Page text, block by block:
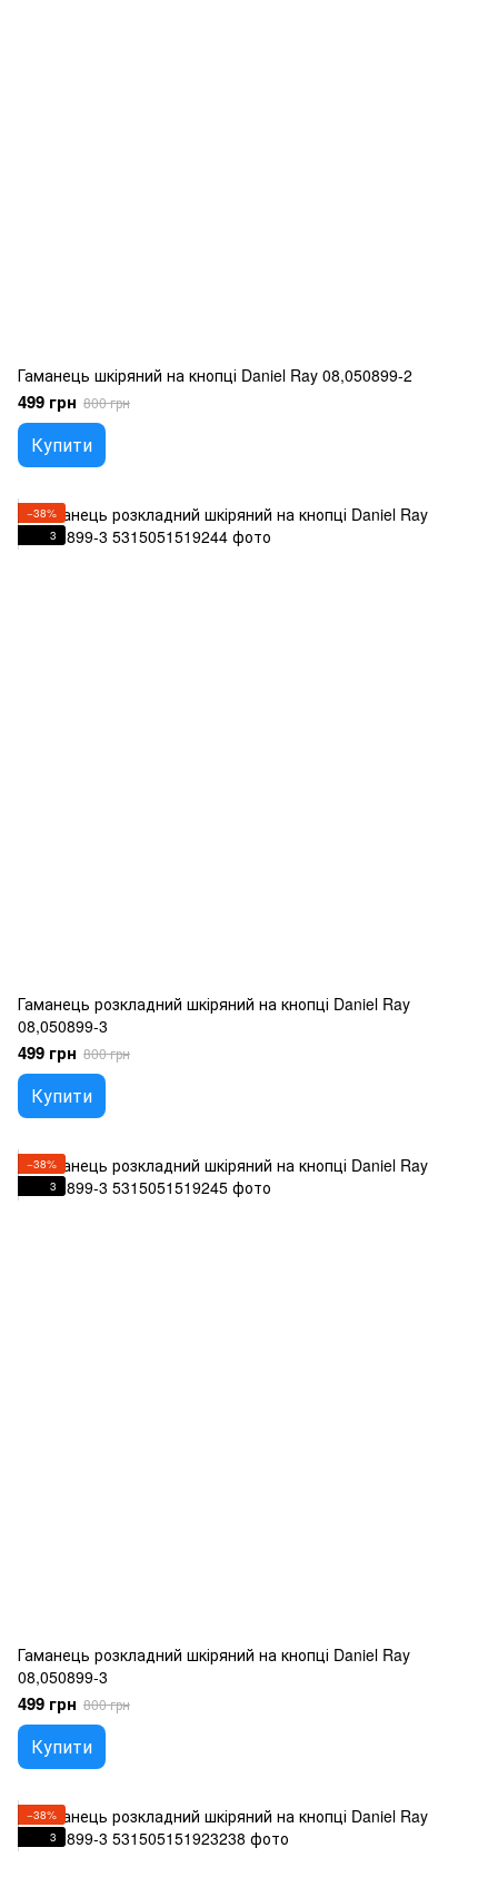
Гаманець шкіряний на кнопці Daniel Ray 08,050899-2
499 грн 800 грн
Купити
−38%
3
Гаманець розкладний шкіряний на кнопці Daniel Ray
08,050899-3
499 грн 800 грн
Купити
−38%
3
Гаманець розкладний шкіряний на кнопці Daniel Ray
08,050899-3
499 грн 800 грн
Купити
−38%
3